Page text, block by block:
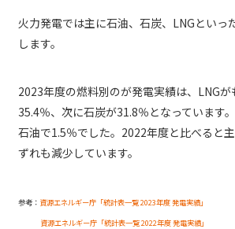
火力発電では主に石油、石炭、LNGといっ
します。
2023年度の燃料別のが発電実績は、LNGが
35.4％、次に石炭が31.8％となっています
石油で1.5％でした。2022年度と比べると
ずれも減少しています。
参考： 資源エネルギー庁「統計表一覧 2023年度 発電実績」
資源エネルギー庁「統計表一覧 2022年度 発電実績」